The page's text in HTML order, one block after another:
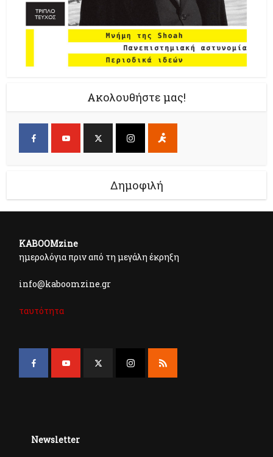
Ακολουθήστε μας!
Δημοφιλή
KABOOMzine
ημερολόγια πριν από τη μεγάλη έκρηξη
info@kaboomzine.gr
ταυτότητα
Newsletter